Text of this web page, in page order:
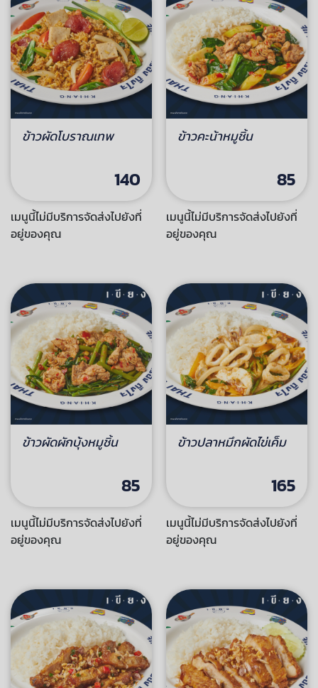
ข้าวผัดโบราณเทพ
140
เมนูนี้ไม่มีบริการจัดส่งไปยังที่
อยู่ของคุณ
ข้าวคะน้าหมูชิ้น
85
เมนูนี้ไม่มีบริการจัดส่งไปยังที่
อยู่ของคุณ
ข้าวผัดผักบุ้งหมูชิ้น
85
เมนูนี้ไม่มีบริการจัดส่งไปยังที่
อยู่ของคุณ
ข้าวปลาหมึกผัดไข่เค็ม
165
เมนูนี้ไม่มีบริการจัดส่งไปยังที่
อยู่ของคุณ